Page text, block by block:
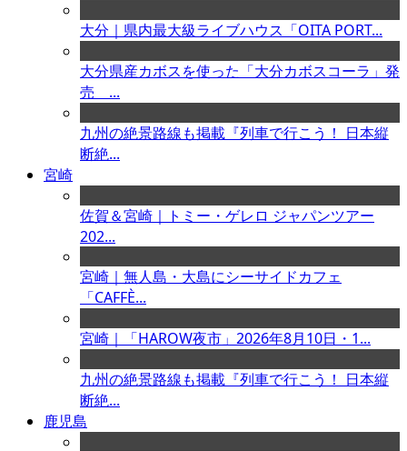
大分｜県内最大級ライブハウス「OITA PORT...
大分県産カボスを使った「大分カボスコーラ」発
売 ...
九州の絶景路線も掲載『列車で行こう！ 日本縦
断絶...
宮崎
佐賀＆宮崎｜トミー・ゲレロ ジャパンツアー
202...
宮崎｜無人島・大島にシーサイドカフェ
「CAFFÈ...
宮崎｜「HAROW夜市」2026年8月10日・1...
九州の絶景路線も掲載『列車で行こう！ 日本縦
断絶...
鹿児島